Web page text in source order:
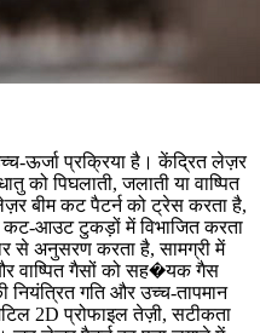
ऊर्जा प्रक्रिया है। केंद्रित लेज़र
को पिघलाती, जलाती या वाष्पित
बीम कट पैटर्न को ट्रेस करता है,
कट-आउट टुकड़ों में विभाजित करता
से अनुसरण करता है, सामग्री में
वाष्पित गैसों को सह�यक गैस
नियंत्रित गति और उच्च-तापमान
2D प्रोफाइल तेज़ी, सटीकता